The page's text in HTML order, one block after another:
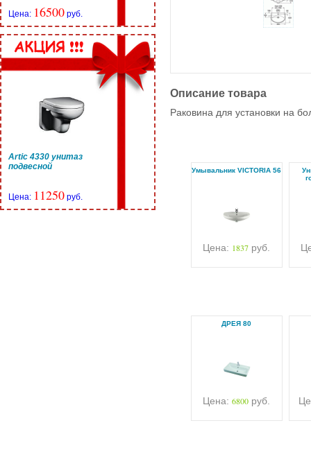
Цена: 16500 руб.
Artic 4330 унитаз
подвесной
Цена: 11250 руб.
Описание товара
Раковина для установки на
Умывальник VICTORIA 56
Цена: 1837 руб.
ДРЕЯ 80
Цена: 6800 руб.